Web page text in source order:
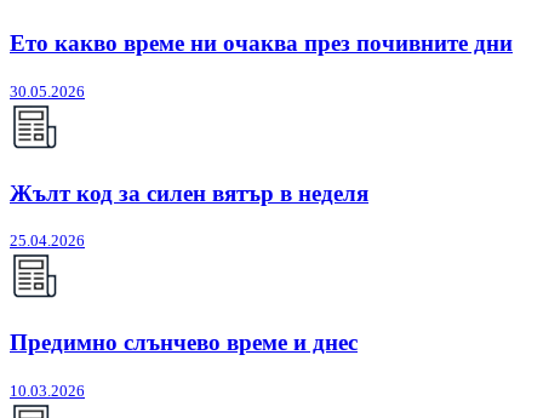
Ето какво време ни очаква през почивните дни
30.05.2026
Жълт код за силен вятър в неделя
25.04.2026
Предимно слънчево време и днес
10.03.2026